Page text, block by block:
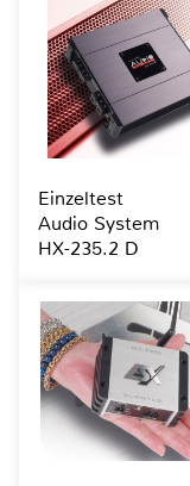
Einzeltest
Audio System
HX-235.2 D